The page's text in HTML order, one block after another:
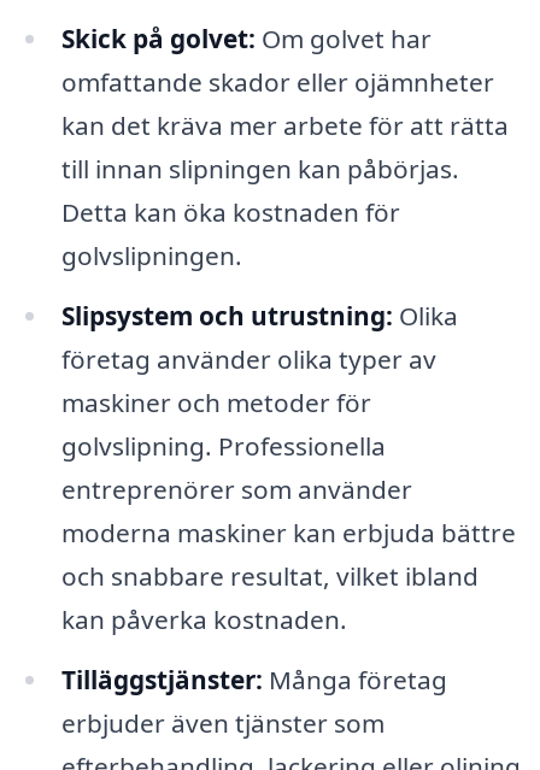
Skick på golvet: Om golvet har
omfattande skador eller ojämnheter
kan det kräva mer arbete för att rätta
till innan slipningen kan påbörjas.
Detta kan öka kostnaden för
golvslipningen.
Slipsystem och utrustning: Olika
företag använder olika typer av
maskiner och metoder för
golvslipning. Professionella
entreprenörer som använder
moderna maskiner kan erbjuda bättre
och snabbare resultat, vilket ibland
kan påverka kostnaden.
Tilläggstjänster: Många företag
erbjuder även tjänster som